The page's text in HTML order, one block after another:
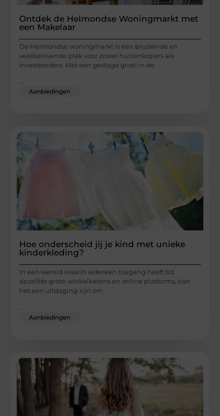
Ontdek de Helmondse Woningmarkt met
een Makelaar
De Helmondse woningmarkt is een bruisende en
veelbelovende plek voor zowel huizenkopers als
investeerders. Met een gestage groei in de
...
Aanbiedingen
Hoe onderscheid jij je kind met unieke
kinderkleding?
In een wereld waarin iedereen toegang heeft tot
dezelfde grote winkelketens en online platforms, kan
het een uitdaging zijn om
Aanbiedingen